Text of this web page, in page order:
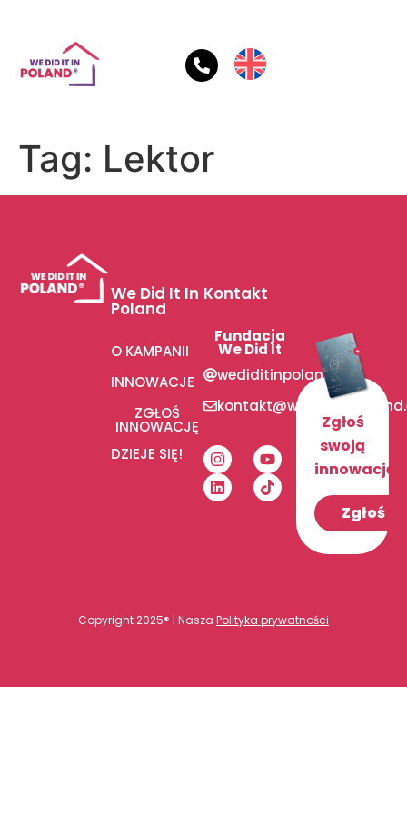
Tag: Lektor
We Did It In
Poland
O KAMPANII
INNOWACJE
ZGŁOŚ
INNOWACJĘ
DZIEJE SIĘ!
Kontakt
Fundacja
We Did It
wediditinpoland
Zgłoś
swoją
innowację!
Zgłoś
Copyright 2025® | Nasza Polityka prywatności